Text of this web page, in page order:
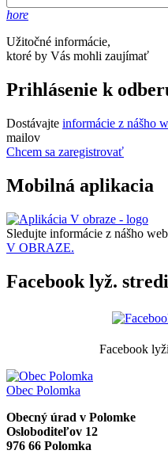
hore
Užitočné informácie,
ktoré by Vás mohli zaujímať
Prihlásenie k
Dostávajte informácie z nášho
mailov
Chcem sa zaregistrovať
Mobilná aplikacia
Sledujte informácie z nášho
V OBRAZE.
Facebook lyž.
Facebook
Obec Polomka
Obecný úrad v Polomke
Osloboditeľov 12
976 66 Polomka